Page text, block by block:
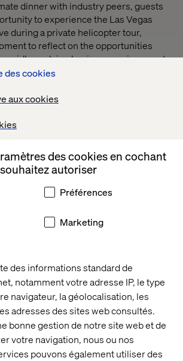
des cookies
aux cookies
des informations standard de
notamment votre adresse IP, le type
navigateur, la géolocalisation, les
adresses des sites web consultés.
bonne gestion de notre site web et de
votre navigation, nous ou nos
pouvons également utiliser des
des cookies en cochant
autoriser
Préférences
Marketing
dinner with industry peers, guests
to experience the Las Vegas
during a private helicopter tour,
to reflect on the opportunities
rapidly evolving business environment.
in the Maverick private event space
experience with fellow C-suite
on innovation and digital
connect with industry leaders in a
to and from the event will be provided
eitherdinner + helicopter
when registering. Please indicate
up locationand we will include
confirmation.